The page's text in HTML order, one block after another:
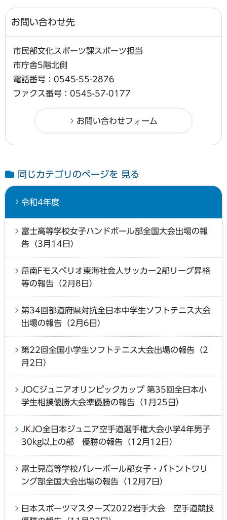
お問い合わせ先
市民部文化スポーツ課スポーツ担当
市庁舎5階北側
電話番号：0545-55-2876
ファクス番号：0545-57-0177
同じカテゴリのページを 見る
令和4年度
富士高等学校女子ハンドボール部全国大会出場の報
告（3月14日）
岳南Fモスペリオ東海社会人サッカー2部リーグ昇格
等の報告（2月8日）
第34回都道府県対抗全日本中学生ソフトテニス大会
出場の報告（2月6日）
第22回全国小学生ソフトテニス大会出場の報告（2
月2日）
JOCジュニアオリンピックカップ 第35回全日本小
学生相撲優勝大会準優勝の報告（1月25日）
JKJO全日本ジュニア空手道選手権大会小学4年男子
30kg以上の部 優勝の報告（12月12日）
富士見高等学校バレーボール部女子・バトントワリ
ング部全国大会出場の報告（12月7日）
日本スポーツマスターズ2022岩手大会 空手道競技